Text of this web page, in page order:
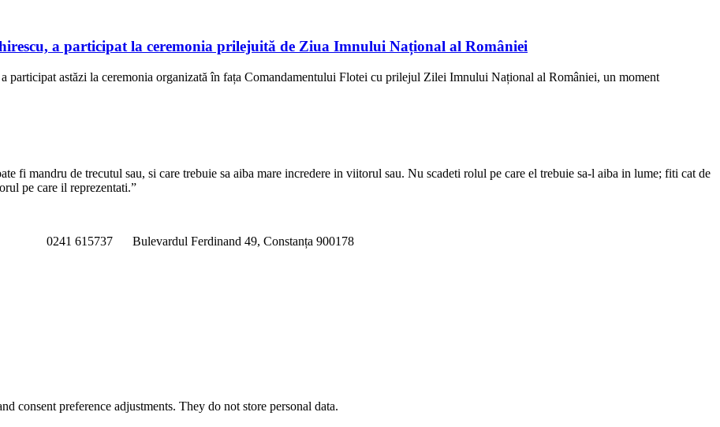
a participat la ceremonia prilejuită de Ziua Imnului Național al României
astăzi la ceremonia organizată în fața Comandamentului Flotei cu prilejul Zilei Imnului Național al României, un moment
fi mandru de trecutul sau, si care trebuie sa aiba mare incredere in viitorul sau. Nu scadeti rolul pe care el trebuie sa-l aiba in lume; fiti cat de
pe care il reprezentati.”
0241 615737
Bulevardul Ferdinand 49, Constanța 900178
consent preference adjustments. They do not store personal data.